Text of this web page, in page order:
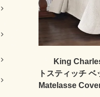
King
トスティッチ
Matelasse